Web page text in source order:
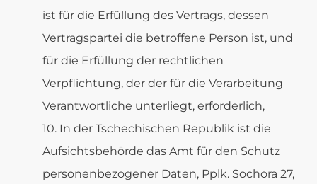
ist für die Erfüllung des Vertrags, dessen
Vertragspartei die betroffene Person ist, und
für die Erfüllung der rechtlichen
Verpflichtung, der der für die Verarbeitung
Verantwortliche unterliegt, erforderlich,
In der Tschechischen Republik ist die
Aufsichtsbehörde das Amt für den Schutz
personenbezogener Daten, Pplk. Sochora 27,